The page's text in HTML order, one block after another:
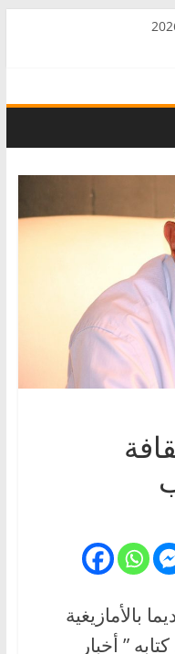
قديما بالأمازيغية
” أخبار